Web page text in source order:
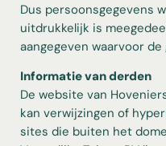
Dus persoonsgegevens
uitdrukkelijk is
aangegeven waarvoor
Informatie van derden
De website van
kan verwijzingen of
sites die buiten het